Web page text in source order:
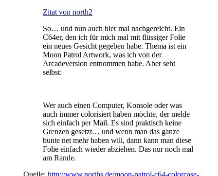
Zitat von north2
So… und nun auch hier mal nachgereicht. Ein
C64er, den ich für mich mal mit flüssiger Folie
ein neues Gesicht gegeben habe. Thema ist ein
Moon Patrol Artwork, was ich von der
Arcadeversion entnommen habe. Aber seht
selbst:
Wer auch einen Computer, Konsole oder was
auch immer colorisiert haben möchte, der melde
sich einfach per Mail. Es sind praktisch keine
Grenzen gesetzt… und wenn man das ganze
bunte net mehr haben will, dann kann man diese
Folie einfach wieder abziehen. Das nur noch mal
am Rande.
Quelle: http://www.norths.de/moon-patrol-c64-colorcase-